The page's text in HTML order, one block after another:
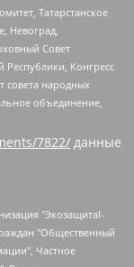
Татарстанское
Невоград,
Совет
Республики, Конгресс
совета народных
объединение,
7822/ данные
Шендерович Виктор Анатольевич, Общество с ограниченной ответственностью "Данное сообщение", Общество с ограниченной ответственностью Издательский дом "Новая глава", Айнбиндер Александра Александровна, Московский комьюнити-центр для ЛГБТ+инициатив, Благотворительный фонд развития филантропии, Deutsche Welle (Германия, Kurt-Schumacher-Strasse 3, 53113 Bonn), Борзунова Мария Михайловна, Воробьев Виктор Викторович, Голубева Анна Львовна, Константинова Алла Михайловна, Малкова Ирина Владимировна, Мурадов Мурад Абдулгалимович, Осетинская Елизавета Николаевна, Понасенков Евгений Николаевич, Ганапольский Матвей Юрьевич, Киселев Евгений Алексеевич, Борухович Ирина Григорьевна, Дремин Иван Тимофеевич, Дубровский Дмитрий Викторович, Красноярская региональная общественная организация поддержки и развития альтернативных образовательных технологий и межкультурных коммуникаций "ИНТЕРРА", Маяковская Екатерина Алексеевна, Фейгин Марк Захарович, Филимонов Андрей Викторович, Дзугкоева Регина Николаевна, Доброхотов Роман Александрович, Дудь Юрий Александрович, Елкин Сергей Владимирович, Кругликов Кирилл Игоревич, Сабунаева Мария Леонидовна, Семенов Алексей Владимирович, Шаинян Карен Багратович, Шульман Екатерина Михайловна, Асафьев Артур Валерьевич, Вахштайн Виктор Семенович, Венедиктов Алексей Алексеевич, Лушникова Екатерина Евгеньевна, Волков Леонид Михайлович, Невзоров Александр Глебович, Пархоменко Сергей Борисович, Сироткин Ярослав Николаевич, Кара-Мурза Владимир Владимирович, Баранова Наталья Владимировна, Гозман Леонид Яковлевич, Кагарлицкий Борис Юльевич, Климарев Михаил Валерьевич, Милов Владимир Станиславович, Автономная некоммерческая организация Краснодарский центр современного искусства "Типография", Моргенштерн Алишер Тагирович, Соболь Любовь Эдуардовна, Общество с ограниченной ответственностью "ЛИЗА НОРМ", Каспаров Гарри Кимович, Ходорковский Михаил Борисович, Общество с ограниченной ответственностью "Апрельские тезисы", Данилович Ирина Брониславовна, Кашин Олег Владимирович, Петров Николай Владимирович, Пивоваров Алексей Владимирович, Соколов Михаил Владимирович, Цветкова Юлия Владимировна, Чичваркин Евгений Александрович, Комитет против пыток/Команда против пыток, Общество с ограниченной ответственностью "Первый научный", Общество с ограниченной ответственностью "Вертолет и ко", Белоцерковская Вероника Борисовна, Кац Максим Евгеньевич, Лазарева Татьяна Юрьевна, Шаведдинов Руслан Табризович, Яшин Илья Валерьевич, Общество с ограниченной ответственностью "Иноагент ААВ", Алешковский Дмитрий Петрович, Альбац Евгения Марковна, Быков Дмитрий Львович, Галямина Юлия Евгеньевна, Лойко Сергей Леонидович, Мартынов Кирилл Константинович, Медведев Сергей Александрович, Крашенинников Федор Геннадиевич, Гордеева Катерина Вл